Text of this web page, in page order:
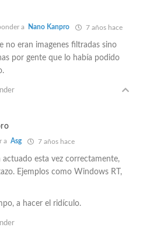
a Nano Kanpro 7 años hace
no eran imagenes filtradas sino
por gente que lo había podido
a Asg 7 años hace
esta vez correctamente,
Ejemplos como Windows RT,
a hacer el ridículo.